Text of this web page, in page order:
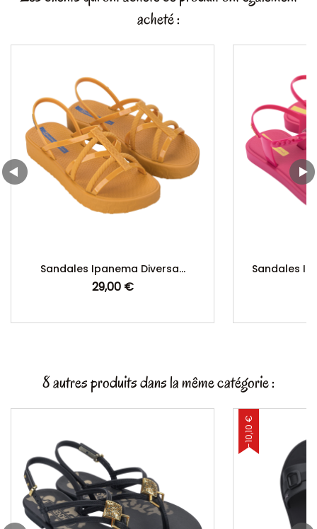
acheté :
Sandales Ipanema Diversa...
Prix
29,00 €
Sandales
8 autres produits dans la même catégorie :
-10,10 €